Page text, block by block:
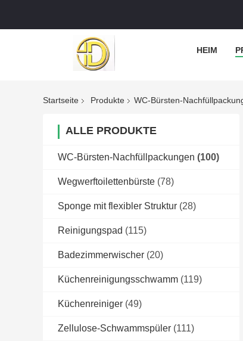
HEIM
Startseite Produkte WC-Bürsten-
ALLE PRODUKTE
WC-Bürsten-Nachfüllpackungen (100)
Wegwerftoilettenbürste (78)
Sponge mit flexibler Struktur (28)
Reinigungspad (115)
Badezimmerwischer (20)
Küchenreinigungsschwamm (119)
Küchenreiniger (49)
Zellulose-Schwammspüler (111)